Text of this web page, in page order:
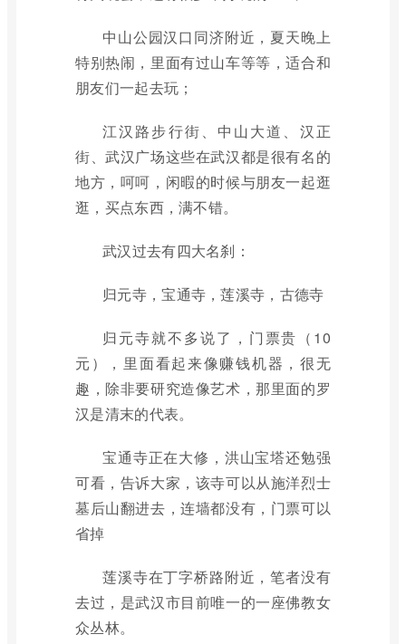
中山公园汉口同济附近，夏天晚上
特别热闹，里面有过山车等等，适合和
朋友们一起去玩；
江汉路步行街、中山大道、汉正
街、武汉广场这些在武汉都是很有名的
地方，呵呵，闲暇的时候与朋友一起逛
逛，买点东西，满不错。
武汉过去有四大名刹：
归元寺，宝通寺，莲溪寺，古德寺
归元寺就不多说了，门票贵（10
元），里面看起来像赚钱机器，很无
趣，除非要研究造像艺术，那里面的罗
汉是清末的代表。
宝通寺正在大修，洪山宝塔还勉强
可看，告诉大家，该寺可以从施洋烈士
墓后山翻进去，连墙都没有，门票可以
省掉
莲溪寺在丁字桥路附近，笔者没有
去过，是武汉市目前唯一的一座佛教女
众丛林。